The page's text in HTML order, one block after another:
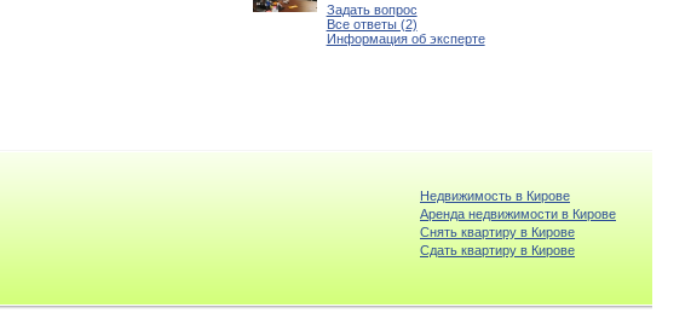
Задать вопрос
Все ответы (2)
Информация об эксперте
Недвижимость в Кирове
Аренда недвижимости в Кирове
Снять квартиру в Кирове
Cдать квартиру в Кирове